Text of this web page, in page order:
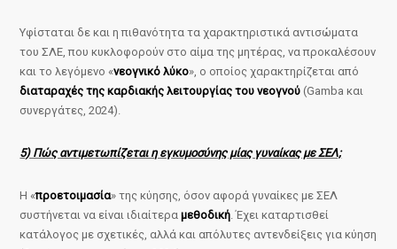
Υφίσταται δε και η πιθανότητα τα χαρακτηριστικά αντισώματα
του ΣΛΕ, που κυκλοφορούν στο αίμα της μητέρας, να προκαλέσουν
και το λεγόμενο «νεογνικό λύκο», ο οποίος χαρακτηρίζεται από
διαταραχές της καρδιακής λειτουργίας του νεογνού (Gamba και
συνεργάτες, 2024).
5) Πώς αντιμετωπίζεται η εγκυμοσύνης μίας γυναίκας με ΣΕΛ;
Η «προετοιμασία» της κύησης, όσον αφορά γυναίκες με ΣΕΛ
συστήνεται να είναι ιδιαίτεραμεθοδική. Έχει καταρτισθεί
κατάλογος με σχετικές, αλλά και απόλυτες αντενδείξεις για κύηση